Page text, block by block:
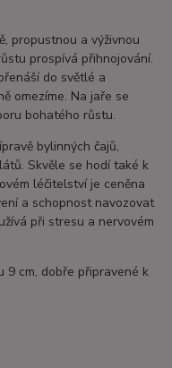
propustnou a výživnou
prospívá přihnojování.
do světlé a
omezíme. Na jaře se
bohatého růstu.
bylinných čajů,
Skvěle se hodí také k
léčitelství je ceněna
a schopnost navozovat
při stresu a nervovém
9 cm, dobře připravené k